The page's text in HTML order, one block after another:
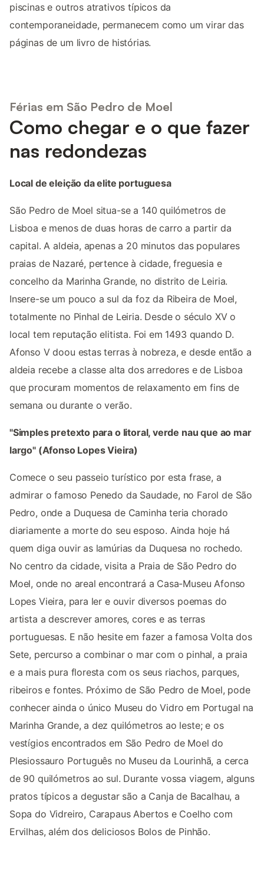
piscinas e outros atrativos típicos da
contemporaneidade, permanecem como um virar das
páginas de um livro de histórias.
Férias em São Pedro de Moel
Como chegar e o que fazer
nas redondezas
Local de eleição da elite portuguesa
São Pedro de Moel situa-se a 140 quilómetros de
Lisboa e menos de duas horas de carro a partir da
capital. A aldeia, apenas a 20 minutos das populares
praias de Nazaré, pertence à cidade, freguesia e
concelho da Marinha Grande, no distrito de Leiria.
Insere-se um pouco a sul da foz da Ribeira de Moel,
totalmente no Pinhal de Leiria. Desde o século XV o
local tem reputação elitista. Foi em 1493 quando D.
Afonso V doou estas terras à nobreza, e desde então a
aldeia recebe a classe alta dos arredores e de Lisboa
que procuram momentos de relaxamento em fins de
semana ou durante o verão.
"Simples pretexto para o litoral, verde nau que ao mar
largo" (Afonso Lopes Vieira)
Comece o seu passeio turístico por esta frase, a
admirar o famoso Penedo da Saudade, no Farol de São
Pedro, onde a Duquesa de Caminha teria chorado
diariamente a morte do seu esposo. Ainda hoje há
quem diga ouvir as lamúrias da Duquesa no rochedo.
No centro da cidade, visita a Praia de São Pedro do
Moel, onde no areal encontrará a Casa-Museu Afonso
Lopes Vieira, para ler e ouvir diversos poemas do
artista a descrever amores, cores e as terras
portuguesas. E não hesite em fazer a famosa Volta dos
Sete, percurso a combinar o mar com o pinhal, a praia
e a mais pura floresta com os seus riachos, parques,
ribeiros e fontes. Próximo de São Pedro de Moel, pode
conhecer ainda o único Museu do Vidro em Portugal na
Marinha Grande, a dez quilómetros ao leste; e os
vestígios encontrados em São Pedro de Moel do
Plesiossauro Português no Museu da Lourinhã, a cerca
de 90 quilómetros ao sul. Durante vossa viagem, alguns
pratos típicos a degustar são a Canja de Bacalhau, a
Sopa do Vidreiro, Carapaus Abertos e Coelho com
Ervilhas, além dos deliciosos Bolos de Pinhão.